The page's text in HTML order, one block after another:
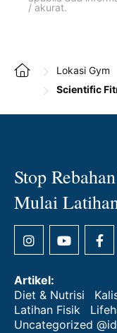
/ akurat.
Lokasi Gym
Scientific
Stop
Mulai
Artikel:
Diet & Nutrisi
Latihan Fisik
Uncategorized @id